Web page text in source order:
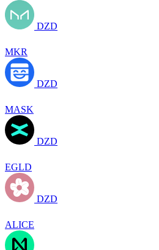
DZD
MKR
DZD
MASK
DZD
EGLD
DZD
ALICE